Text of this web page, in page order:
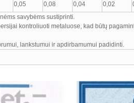
0,05 0,08 0,04 0,02
savybėms sustiprinti.
kontroliuoti metaluose, kad būtų
lankstumui ir apdirbamumui padidinti.